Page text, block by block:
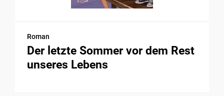
Roman
Der letzte Sommer vor dem Rest
unseres Lebens